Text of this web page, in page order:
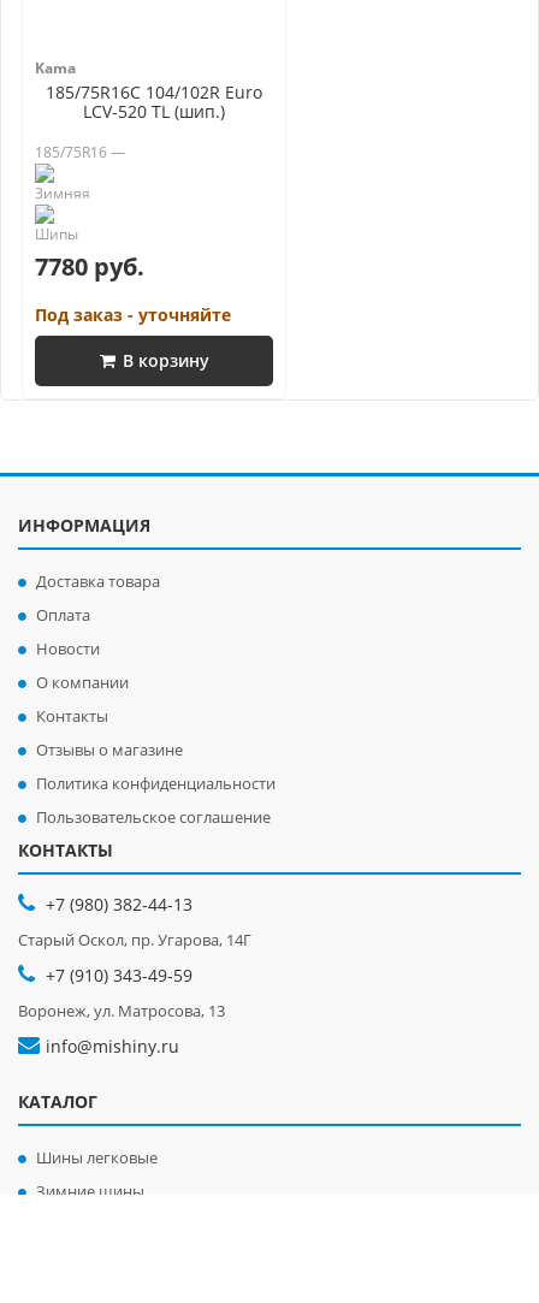
Kama
185/75R16C 104/102R Euro
LCV-520 TL (шип.)
185/75R16 —
7780 руб.
Под заказ - уточняйте
В корзину
ИНФОРМАЦИЯ
Доставка товара
Оплата
Новости
О компании
Контакты
Отзывы о магазине
Политика конфиденциальности
Пользовательское соглашение
КОНТАКТЫ
+7 (980) 382-44-13
Старый Оскол, пр. Угарова, 14Г
+7 (910) 343-49-59
Воронеж, ул. Матросова, 13
info@mishiny.ru
КАТАЛОГ
Шины легковые
Зимние шины